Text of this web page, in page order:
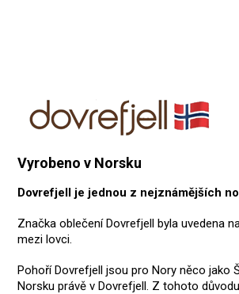
Vyrobeno v Norsku
Dovrefjell je jednou z nejznámějších
Značka oblečení Dovrefjell byla uvedena
mezi lovci.
Pohoří Dovrefjell jsou pro Nory něco jako
Norsku právě v Dovrefjell. Z tohoto